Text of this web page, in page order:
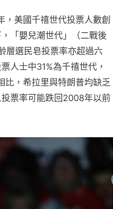
美國千禧世代投票人數創
「嬰兒潮世代」（二戰後
層選民皂投票率亦超過六
人士中31%為千禧世代，
比，希拉里與特朗普均缺乏
票率可能跌回2008年以前